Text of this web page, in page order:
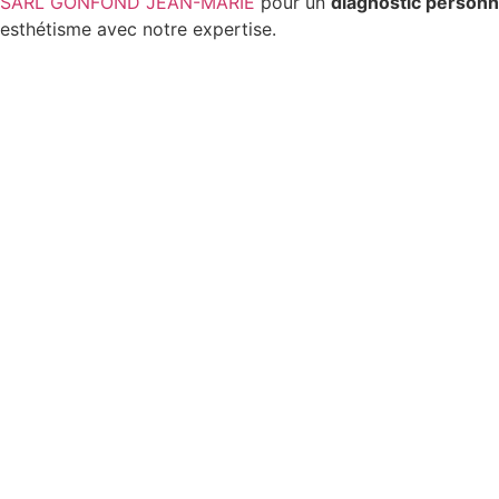
esthétisme avec notre expertise.